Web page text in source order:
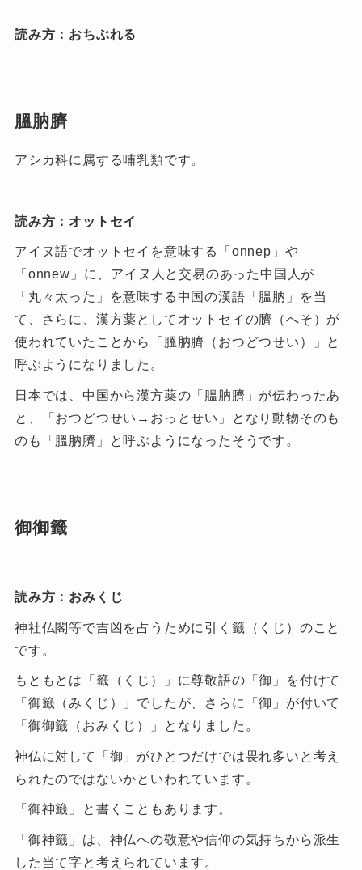
読み方：おちぶれる
膃肭臍
アシカ科に属する哺乳類です。
読み方：オットセイ
アイヌ語でオットセイを意味する「onnep」や
「onnew」に、アイヌ人と交易のあった中国人が
「丸々太った」を意味する中国の漢語「膃肭」を当
て、さらに、漢方薬としてオットセイの臍（へそ）が
使われていたことから「膃肭臍（おつどつせい）」と
呼ぶようになりました。
日本では、中国から漢方薬の「膃肭臍」が伝わったあ
と、「おつどつせい→おっとせい」となり動物そのも
のも「膃肭臍」と呼ぶようになったそうです。
御御籤
読み方：おみくじ
神社仏閣等で吉凶を占うために引く籤（くじ）のこと
です。
もともとは「籤（くじ）」に尊敬語の「御」を付けて
「御籤（みくじ）」でしたが、さらに「御」が付いて
「御御籤（おみくじ）」となりました。
神仏に対して「御」がひとつだけでは畏れ多いと考え
られたのではないかといわれています。
「御神籤」と書くこともあります。
「御神籤」は、神仏への敬意や信仰の気持ちから派生
した当て字と考えられています。